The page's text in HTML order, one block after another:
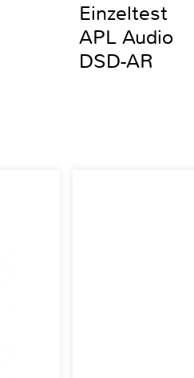
Einzeltest
APL Audio
DSD-AR